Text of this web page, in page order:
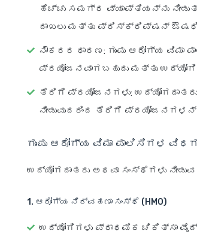
ಹೆಚ್ಚು ಸಮಗ್ರ ವ್ಯಾಪ್ತಿಯನ್ನು
ದಾಖಲು ಮತ್ತು ಪ್ರಿಸ್ಕ್ರಿಪ್ಷನ್
ನೌಕರರ ಧಾರಣ: ಗುಂಪು ಆರೋಗ್ಯ
ಪ್ರಯೋಜನವಾಗಬಹುದು ಮತ್ತು
ತೆರಿಗೆ ಪ್ರಯೋಜನಗಳು:
ನೀಡುವುದರಿಂದ ತೆರಿಗೆ
ಗುಂಪು ಆರೋಗ್ಯ ವಿಮಾ ಪಾಲಿಸಿಗಳ
ಉದ್ಯೋಗದಾತರು ಅಥವಾ ಸಂಸ್ಥೆಗಳು
1. ಆರೋಗ್ಯ ನಿರ್ವಹಣಾ ಸಂಸ್ಥೆ (HMO)
ಉದ್ಯೋಗಿಗಳು ಪ್ರಾಥಮಿಕ ಚಿಕಿತ್ಸಾ